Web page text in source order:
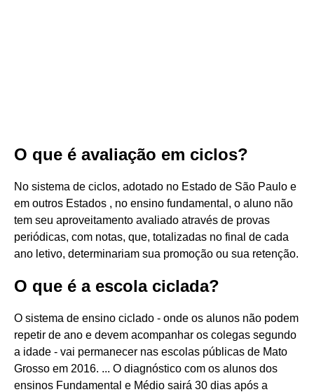
O que é avaliação em ciclos?
No sistema de ciclos, adotado no Estado de São Paulo e
em outros Estados , no ensino fundamental, o aluno não
tem seu aproveitamento avaliado através de provas
periódicas, com notas, que, totalizadas no final de cada
ano letivo, determinariam sua promoção ou sua retenção.
O que é a escola ciclada?
O sistema de ensino ciclado - onde os alunos não podem
repetir de ano e devem acompanhar os colegas segundo
a idade - vai permanecer nas escolas públicas de Mato
Grosso em 2016. ... O diagnóstico com os alunos dos
ensinos Fundamental e Médio sairá 30 dias após a